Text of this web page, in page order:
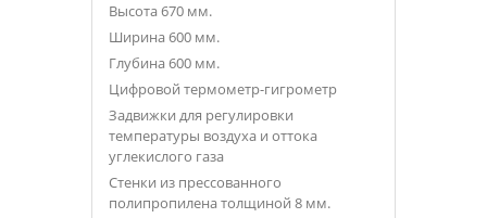
Высота 670 мм.
Ширина 600 мм.
Глубина 600 мм.
Цифровой термометр-гигрометр
Задвижки для регулировки
температуры воздуха и оттока
углекислого газа
Стенки из прессованного
полипропилена толщиной 8 мм.